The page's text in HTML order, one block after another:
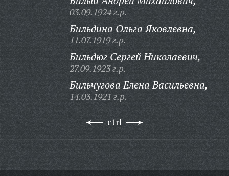
03.09.1924 г.р.
Бильдина Ольга Яковлевна,
11.07.1919 г.р.
Бильдюг Сергей Николаевич,
27.09.1923 г.р.
Бильчугова Елена Васильевна,
14.03.1921 г.р.
ctrl